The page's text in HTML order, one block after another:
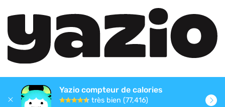
Yazio compteur de calories
très bien (77,416)